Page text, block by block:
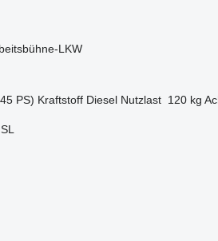
LKW
PS) Kraftstoff Diesel Nutzlast 120 kg